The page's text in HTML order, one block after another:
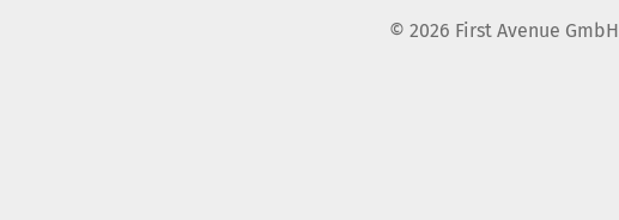
© 2026 First Avenue GmbH